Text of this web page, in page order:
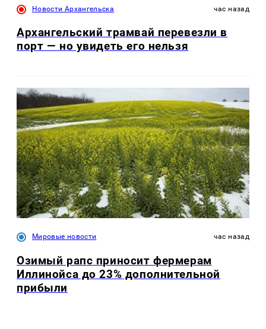
Новости Архангельска час назад
Архангельский трамвай перевезли в
порт — но увидеть его нельзя
Мировые новости час назад
Озимый рапс приносит фермерам
Иллинойса до 23% дополнительной
прибыли